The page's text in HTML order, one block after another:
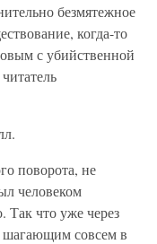
безмятежное
когда-то
с убийственной
поворота, не
человеком
Так что уже через
шагающим совсем в